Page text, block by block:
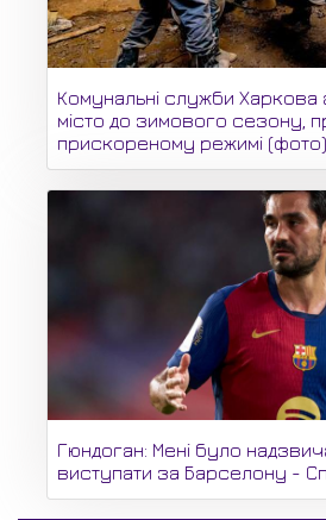
Комунальні служби Харкова
місто до зимового сезону,
прискореному режимі (фото)
Гюндоган: Мені було
виступати за Барселону -